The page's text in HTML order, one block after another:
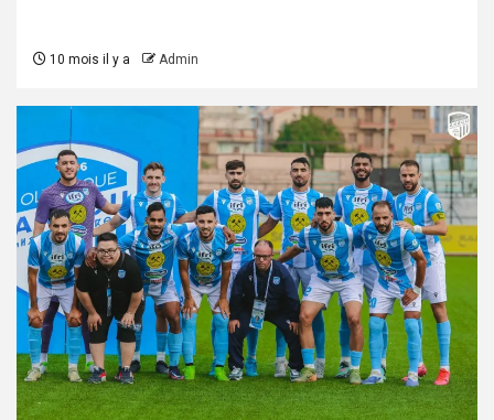
10 mois il y a Admin